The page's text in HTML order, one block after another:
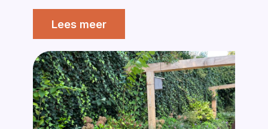
Lees meer